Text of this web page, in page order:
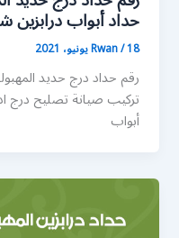
حداد أبواب
Rwan/18 يونيو، 2021
رقم حداد درج حديد
تركيب صيانة تصليح درج
أبواب